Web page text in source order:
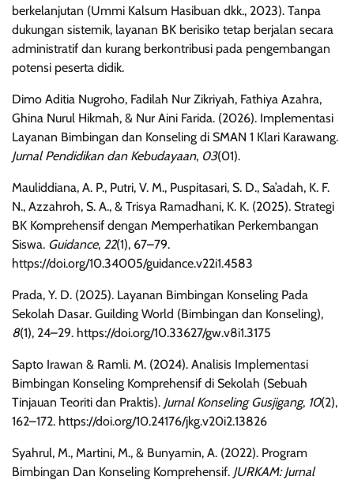
berkelanjutan (Ummi Kalsum Hasibuan dkk., 2023). Tanpa
dukungan sistemik, layanan BK berisiko tetap berjalan secara
administratif dan kurang berkontribusi pada pengembangan
potensi peserta didik.
Dimo Aditia Nugroho, Fadilah Nur Zikriyah, Fathiya Azahra,
Ghina Nurul Hikmah, & Nur Aini Farida. (2026). Implementasi
Layanan Bimbingan dan Konseling di SMAN 1 Klari Karawang.
Jurnal Pendidikan dan Kebudayaan, 03(01).
Mauliddiana, A. P., Putri, V. M., Puspitasari, S. D., Sa’adah, K. F.
N., Azzahroh, S. A., & Trisya Ramadhani, K. K. (2025). Strategi
BK Komprehensif dengan Memperhatikan Perkembangan
Siswa. Guidance, 22(1), 67–79.
https://doi.org/10.34005/guidance.v22i1.4583
Prada, Y. D. (2025). Layanan Bimbingan Konseling Pada
Sekolah Dasar. Guilding World (Bimbingan dan Konseling),
8(1), 24–29. https://doi.org/10.33627/gw.v8i1.3175
Sapto Irawan & Ramli. M. (2024). Analisis Implementasi
Bimbingan Konseling Komprehensif di Sekolah (Sebuah
Tinjauan Teoriti dan Praktis). Jurnal Konseling Gusjigang, 10(2),
162–172. https://doi.org/10.24176/jkg.v20i2.13826
Syahrul, M., Martini, M., & Bunyamin, A. (2022). Program
Bimbingan Dan Konseling Komprehensif. JURKAM: Jurnal